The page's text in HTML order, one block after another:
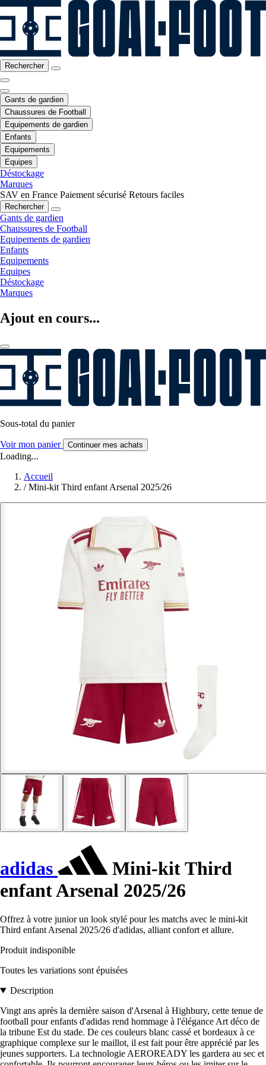
Rechercher
Gants de gardien
Chaussures de Football
Equipements de gardien
Enfants
Equipements
Equipes
Déstockage
Marques
SAV en France Paiement sécurisé Retours faciles
Rechercher
Gants de gardien
Chaussures de Football
Equipements de gardien
Enfants
Equipements
Equipes
Déstockage
Marques
Ajout en cours...
Sous-total du panier
Voir mon panier Continuer mes achats
Loading...
Accueil
/ Mini-kit Third enfant Arsenal 2025/26
adidas
Mini-kit Third
enfant Arsenal 2025/26
Offrez à votre junior un look stylé pour les matchs avec le mini-kit
Third enfant Arsenal 2025/26 d'adidas, alliant confort et allure.
Produit indisponible
Toutes les variations sont épuisées
Description
Vingt ans après la dernière saison d'Arsenal à Highbury, cette tenue de
football pour enfants d'adidas rend hommage à l'élégance Art déco de
la tribune Est du stade. De ces couleurs blanc cassé et bordeaux à ce
graphique complexe sur le maillot, il est fait pour être apprécié par les
jeunes supporters. La technologie AEROREADY les gardera au sec et